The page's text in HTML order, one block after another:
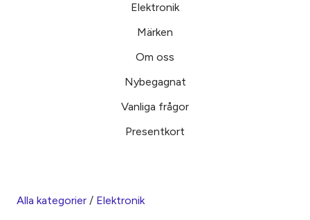
Elektronik
Märken
Om oss
Nybegagnat
Vanliga frågor
Presentkort
Alla kategorier / Elektronik